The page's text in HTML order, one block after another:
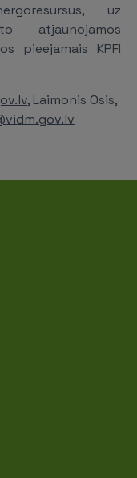
uz
atjaunojamos
pieejamais KPFI
, Laimonis Osis,